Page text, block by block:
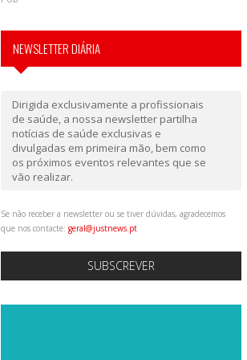
NEWSLETTER DIÁRIA
Dirigida exclusivamente a profissionais
de saúde, a nossa newsletter partilha
notícias de saúde exclusivas e
divulgadas em primeira mão, bem como
os próximos eventos relevantes que se
vão realizar.
Se não receber a newsletter ou se tiver dúvidas, agradecemos
que nos contacte: geral@justnews.pt
SUBSCREVER